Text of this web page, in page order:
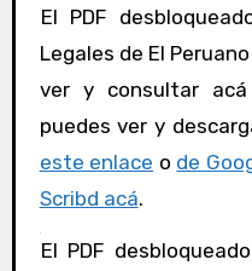
El PDF desbloqueado del boletín de Normas
Legales de El
ver y consultar
puedes ver y
este enlace o de
Scribd acá.
El PDF